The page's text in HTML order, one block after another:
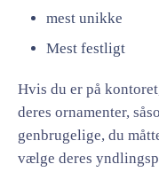
mest unikke
Mest festligt
Hvis du er på
deres ornamenter,
genbrugelige, du
vælge deres